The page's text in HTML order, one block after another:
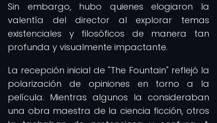
Sin embargo, hubo quienes elogiaron la
valentía del director al explorar temas
existenciales y filosóficos de manera tan
profunda y visualmente impactante.
La recepción inicial de "The Fountain" reflejó la
polarización de opiniones en torno a la
película. Mientras algunos la consideraban
una obra maestra de la ciencia ficción, otros